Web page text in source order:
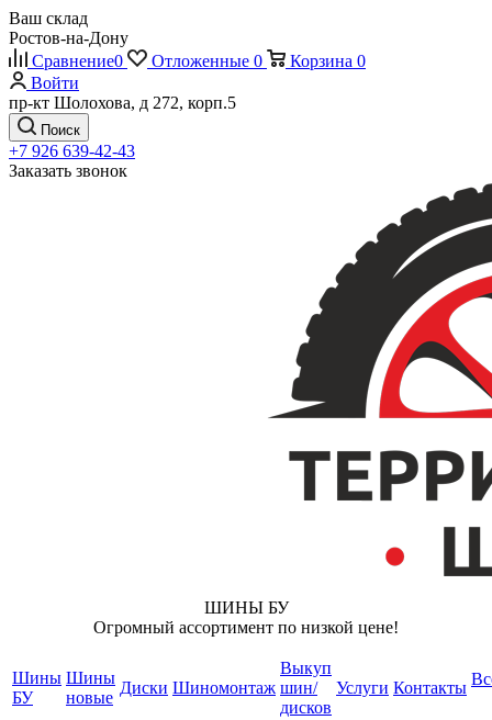
Ваш склад
Ростов-на-Дону
Сравнение0 Отложенные 0 Корзина 0
Войти
пр-кт Шолохова, д 272, корп.5
Поиск
+7 926 639-42-43
Заказать звонок
ШИНЫ БУ
Огромный ассортимент по низкой цене!
Шины
БУ
Шины
новые
Диски Шиномонтаж
Выкуп
шин/
дисков
Услуги Контакты